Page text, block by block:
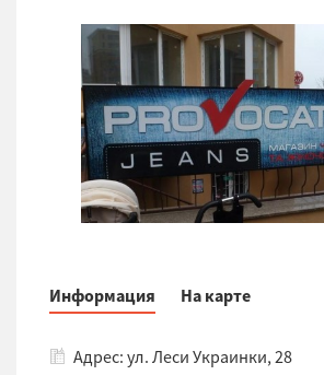
Информация На карте
Адрес: ул. Леси Украинки, 28